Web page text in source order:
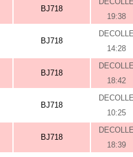
BJ718
19:38
BJ718
DECOLLE
14:28
BJ718
DECOLLE
18:42
BJ718
DECOLLE
10:25
BJ718
DECOLLE
18:39